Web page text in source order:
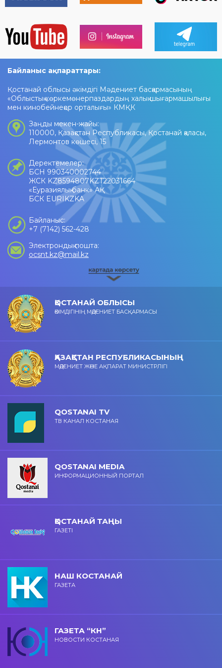
Байланыс ақпараттары:
Қостанай облысы әкімдігі Мәдениет басқармасының
«Облыстық көркемөнерпаздардың халық шығармашылығы
мен кинобейнеқор орталығы» КМҚК
Заңды мекен-жайы:
110000, Қазақстан Республикасы, Қостанай қаласы,
Лермонтов көшесі, 15
Деректемелер:
БСН 990340002744
ЖСК KZ8594807KZT22031664
«Еуразиялық банк» АҚ
БСК EURIKZKA
Байланыс:
+7 (7142) 562-428
Электрондық пошта:
ocsnt.kz@mail.kz
ҚОСТАНАЙ ОБЛЫСЫ
ӘКІМДІГІНІҢ МӘДЕНИЕТ БАСҚАРМАСЫ
ҚАЗАҚСТАН РЕСПУБЛИКАСЫНЫҢ
МӘДЕНИЕТ ЖӘНЕ АҚПАРАТ МИНИСТРЛІГІ
QOSTANAI TV
ТВ КАНАЛ КОСТАНАЯ
QOSTANAI MEDIA
ИНФОРМАЦИОННЫЙ ПОРТАЛ
ҚОСТАНАЙ ТАҢЫ
ГАЗЕТІ
НАШ КОСТАНАЙ
ГАЗЕТА
ГАЗЕТА “КН”
НОВОСТИ КОСТАНАЯ